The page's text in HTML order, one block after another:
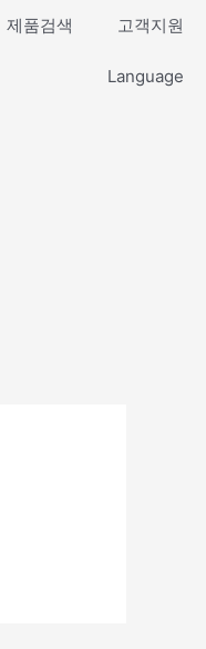
제품검색 고객지원
Language